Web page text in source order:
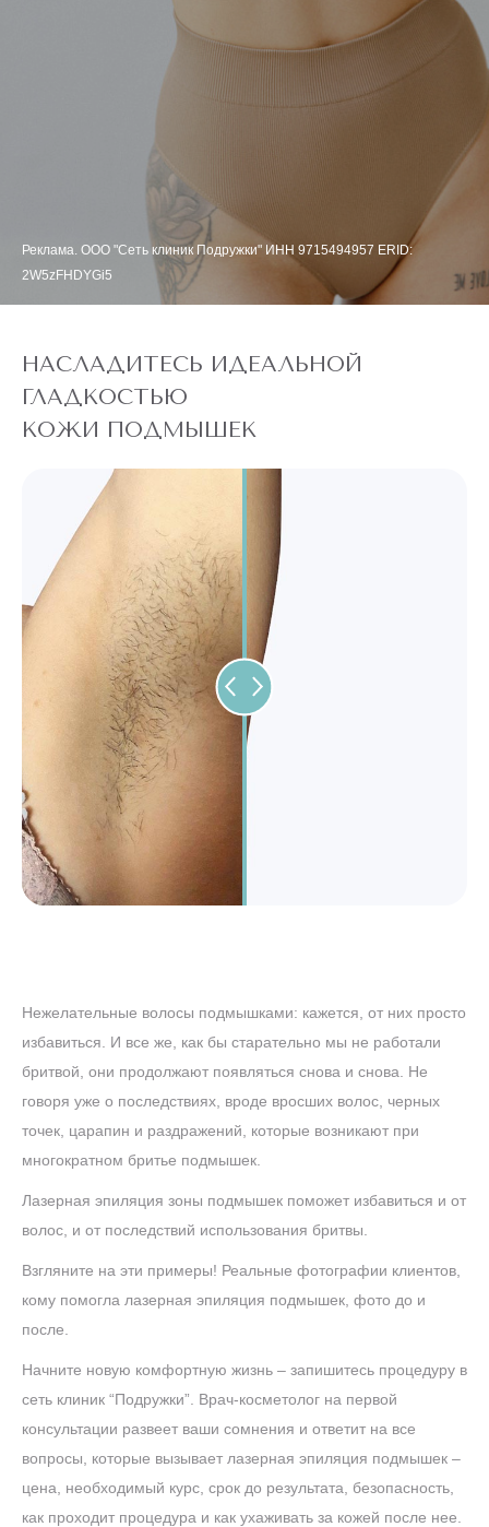
Реклама. ООО "Сеть клиник Подружки" ИНН 9715494957 ERID:
2W5zFHDYGi5
НАСЛАДИТЕСЬ ИДЕАЛЬНОЙ
ГЛАДКОСТЬЮ
КОЖИ ПОДМЫШЕК
Нежелательные волосы подмышками: кажется, от них просто
избавиться. И все же, как бы старательно мы не работали
бритвой, они продолжают появляться снова и снова. Не
говоря уже о последствиях, вроде вросших волос, черных
точек, царапин и раздражений, которые возникают при
многократном бритье подмышек.
Лазерная эпиляция зоны подмышек поможет избавиться и от
волос, и от последствий использования бритвы.
Взгляните на эти примеры! Реальные фотографии клиентов,
кому помогла лазерная эпиляция подмышек, фото до и
после.
Начните новую комфортную жизнь – запишитесь процедуру в
сеть клиник “Подружки”. Врач-косметолог на первой
консультации развеет ваши сомнения и ответит на все
вопросы, которые вызывает лазерная эпиляция подмышек –
цена, необходимый курс, срок до результата, безопасность,
как проходит процедура и как ухаживать за кожей после нее.